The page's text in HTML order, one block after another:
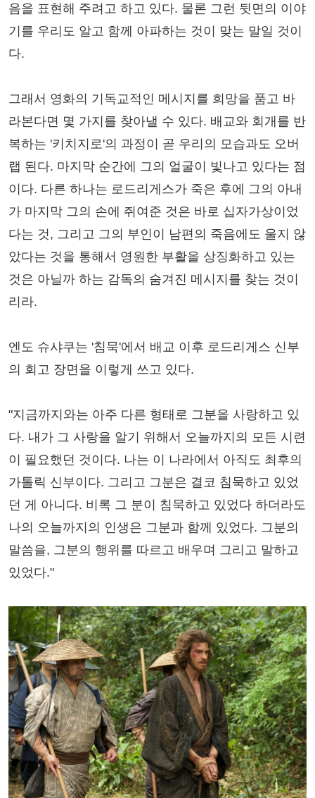
음을 표현해 주려고 하고 있다. 물론 그런 뒷면의 이야
기를 우리도 알고 함께 아파하는 것이 맞는 말일 것이
다.
그래서 영화의 기독교적인 메시지를 희망을 품고 바
라본다면 몇 가지를 찾아낼 수 있다. 배교와 회개를 반
복하는 '키치지로'의 과정이 곧 우리의 모습과도 오버
랩 된다. 마지막 순간에 그의 얼굴이 빛나고 있다는 점
이다. 다른 하나는 로드리게스가 죽은 후에 그의 아내
가 마지막 그의 손에 쥐여준 것은 바로 십자가상이었
다는 것, 그리고 그의 부인이 남편의 죽음에도 울지 않
았다는 것을 통해서 영원한 부활을 상징화하고 있는
것은 아닐까 하는 감독의 숨겨진 메시지를 찾는 것이
리라.
엔도 슈샤쿠는 '침묵'에서 배교 이후 로드리게스 신부
의 회고 장면을 이렇게 쓰고 있다.
"지금까지와는 아주 다른 형태로 그분을 사랑하고 있
다. 내가 그 사랑을 알기 위해서 오늘까지의 모든 시련
이 필요했던 것이다. 나는 이 나라에서 아직도 최후의
가톨릭 신부이다. 그리고 그분은 결코 침묵하고 있었
던 게 아니다. 비록 그 분이 침묵하고 있었다 하더라도
나의 오늘까지의 인생은 그분과 함께 있었다. 그분의
말씀을, 그분의 행위를 따르고 배우며 그리고 말하고
있었다."